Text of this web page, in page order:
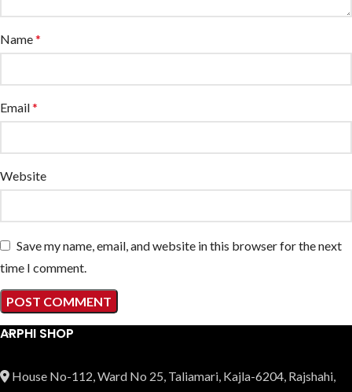
Name*
Email*
Website
Save my name, email, and website in this browser for the next
time I comment.
ARPHI SHOP
House No-112, Ward No 25, Taliamari, Kajla-6204, Rajshahi,